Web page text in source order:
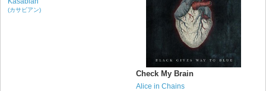
(カサビアン)
Check My Brain
Alice in Chains